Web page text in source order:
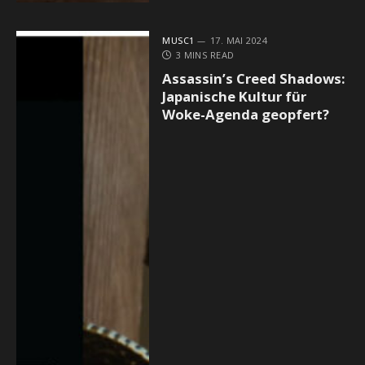
MUSC1
17. MAI 2024
3 MINS READ
Assassin’s Creed Shadows:
Japanische Kultur für
Woke-Agenda geopfert?